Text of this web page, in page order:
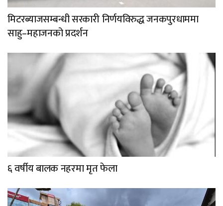
मिटरब्याजसम्बन्धी सरकारी निर्णयविरुद्ध जनकपुरधाममा
साहु–महाजनको प्रदर्शन
६ वर्षीय बालक नहरमा मृत फेला